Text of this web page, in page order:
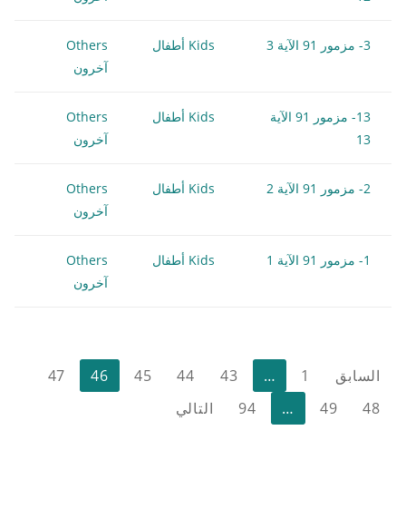
3- مزمور 91 الآية 3 Kids أطفال
Others
آخرون
13- مزمور 91 الآية
13
Kids أطفال
Others
آخرون
2- مزمور 91 الآية 2 Kids أطفال
Others
آخرون
1- مزمور 91 الآية 1 Kids أطفال
Others
آخرون
تعدد
صفحات
السابق 1
…
43
44
45
46
47
48
49
…
94 التالي